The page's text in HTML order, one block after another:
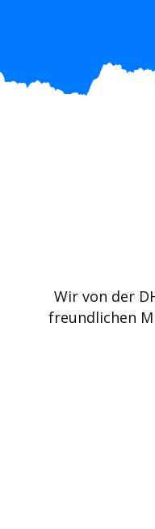
Wir von der
freundlichen